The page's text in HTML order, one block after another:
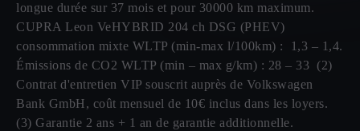
longue durée sur 37 mois et pour 30000 km maximum.
CUPRA Leon VeHYBRID 204 ch DSG (PHEV)
consommation mixte WLTP (min-max l/100km) : 1,3 – 1,4.
Émissions de CO2 WLTP (min – max g/km) : 28 – 33 (2)
Contrat d'entretien VIP souscrit auprès de Volkswagen
Bank GmbH, coût mensuel de 10€ inclus dans les loyers.
(3) Garantie 2 ans + 1 an de garantie additionnelle.